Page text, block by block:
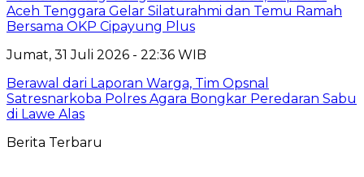
Aceh Tenggara Gelar Silaturahmi dan Temu Ramah
Bersama OKP Cipayung Plus
Jumat, 31 Juli 2026 - 22:36 WIB
Berawal dari Laporan Warga, Tim Opsnal
Satresnarkoba Polres Agara Bongkar Peredaran Sabu
di Lawe Alas
Berita Terbaru